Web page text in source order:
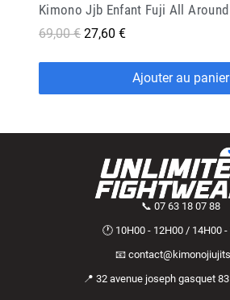
Kimono Jjb Enfant Fuji All
69,00 € 27,60 €
Ajouter au panier
📞 07 63 18 07 88
🕐 10H00 - 12H00 / 14H00 -
📧
📍 32 avenue joseph gasquet